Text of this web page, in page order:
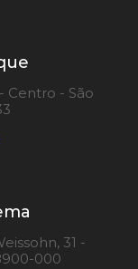
Centro - São
31 -
000